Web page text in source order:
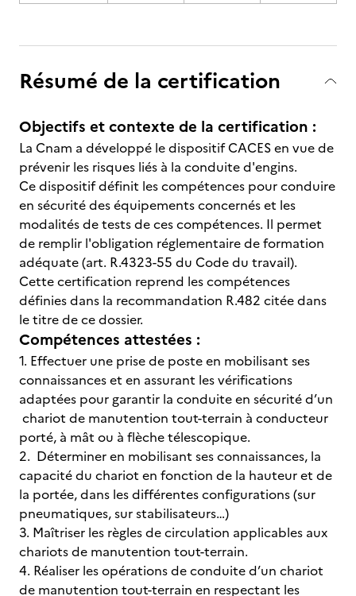
Résumé de la certification
Objectifs et contexte de la certification :
La Cnam a développé le dispositif CACES en vue de
prévenir les risques liés à la conduite d'engins.
Ce dispositif définit les compétences pour conduire
en sécurité des équipements concernés et les
modalités de tests de ces compétences. Il permet
de remplir l'obligation réglementaire de formation
adéquate (art. R.4323-55 du Code du travail).
Cette certification reprend les compétences
définies dans la recommandation R.482 citée dans
le titre de ce dossier.
Compétences attestées :
1. Effectuer une prise de poste en mobilisant ses
connaissances et en assurant les vérifications
adaptées pour garantir la conduite en sécurité d’un
chariot de manutention tout-terrain à conducteur
porté, à mât ou à flèche télescopique.
2. Déterminer en mobilisant ses connaissances, la
capacité du chariot en fonction de la hauteur et de
la portée, dans les différentes configurations (sur
pneumatiques, sur stabilisateurs…)
3. Maîtriser les règles de circulation applicables aux
chariots de manutention tout-terrain.
4. Réaliser les opérations de conduite d’un chariot
de manutention tout-terrain en respectant les